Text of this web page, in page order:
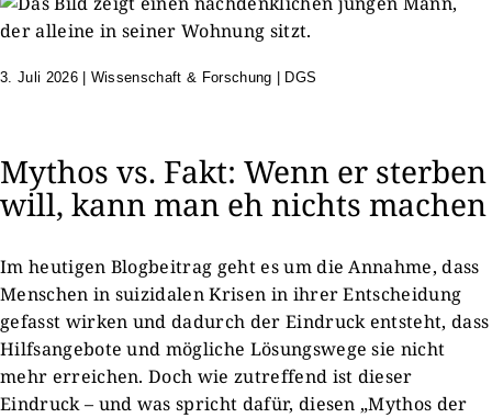
3. Juli 2026| Wissenschaft & Forschung | DGS
Mythos vs. Fakt: Wenn er sterben
will, kann man eh nichts machen
Im heutigen Blogbeitrag geht es um die Annahme, dass
Menschen in suizidalen Krisen in ihrer Entscheidung
gefasst wirken und dadurch der Eindruck entsteht, dass
Hilfsangebote und mögliche Lösungswege sie nicht
mehr erreichen. Doch wie zutreffend ist dieser
Eindruck – und was spricht dafür, diesen „Mythos der